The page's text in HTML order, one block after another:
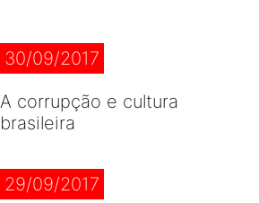
30/09/2017
A corrupção e cultura
brasileira
29/09/2017